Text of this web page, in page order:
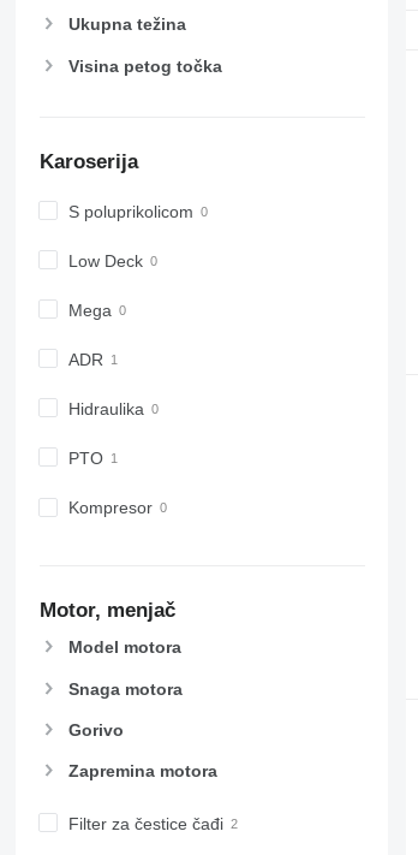
Ukupna težina
Visina petog točka
Karoserija
S poluprikolicom
Low Deck
Mega
ADR
Hidraulika
PTO
Kompresor
Motor, menjač
Model motora
Snaga motora
Gorivo
Zapremina motora
Filter za čestice čađi